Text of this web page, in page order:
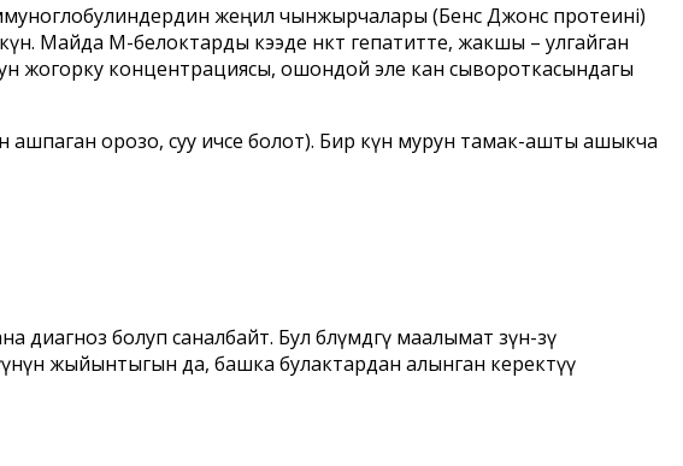
жеңил чынжырчалары (Бенс Джонс протеині)
Майда М-белоктарды кээде өнөкөт гепатитте, жакшы – улгайган
жогорку концентрациясы, ошондой эле кан сывороткасындагы
ашпаган орозо, суу ичсе болот). Бир күн мурун тамак-ашты ашыкча
болуп саналбайт. Бул бөлүмдөгү маалымат өзүн-өзү
жыйынтыгын да, башка булактардан алынган керектүү